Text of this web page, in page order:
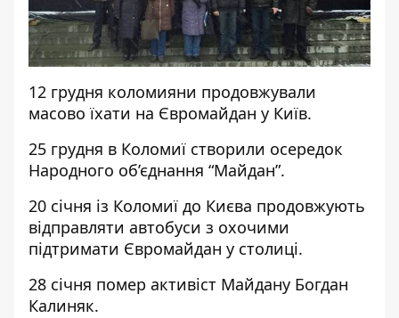
12 грудня коломияни продовжували
масово їхати на Євромайдан у Київ.
25 грудня в Коломиї створили осередок
Народного об’єднання “Майдан”.
20 січня із Коломиї до Києва продовжують
відправляти автобуси з охочими
підтримати Євромайдан у столиці.
28 січня помер активіст Майдану Богдан
Калиняк.